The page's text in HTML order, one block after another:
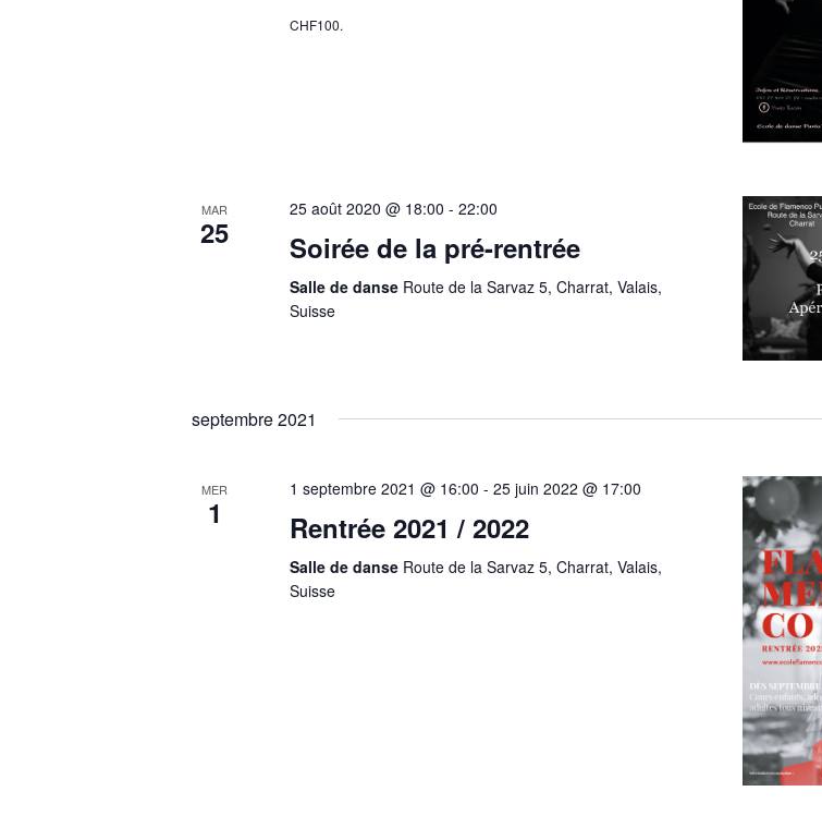
CHF100.
MAR
25
25 août 2020 @ 18:00 -22:00
Soirée de la pré-rentrée
Salle de danse Route de la Sarvaz 5, Charrat, Valais,
Suisse
septembre 2021
MER
1
1 septembre 2021 @ 16:00 -25 juin 2022 @ 17:00
Rentrée 2021 / 2022
Salle de danse Route de la Sarvaz 5, Charrat, Valais,
Suisse